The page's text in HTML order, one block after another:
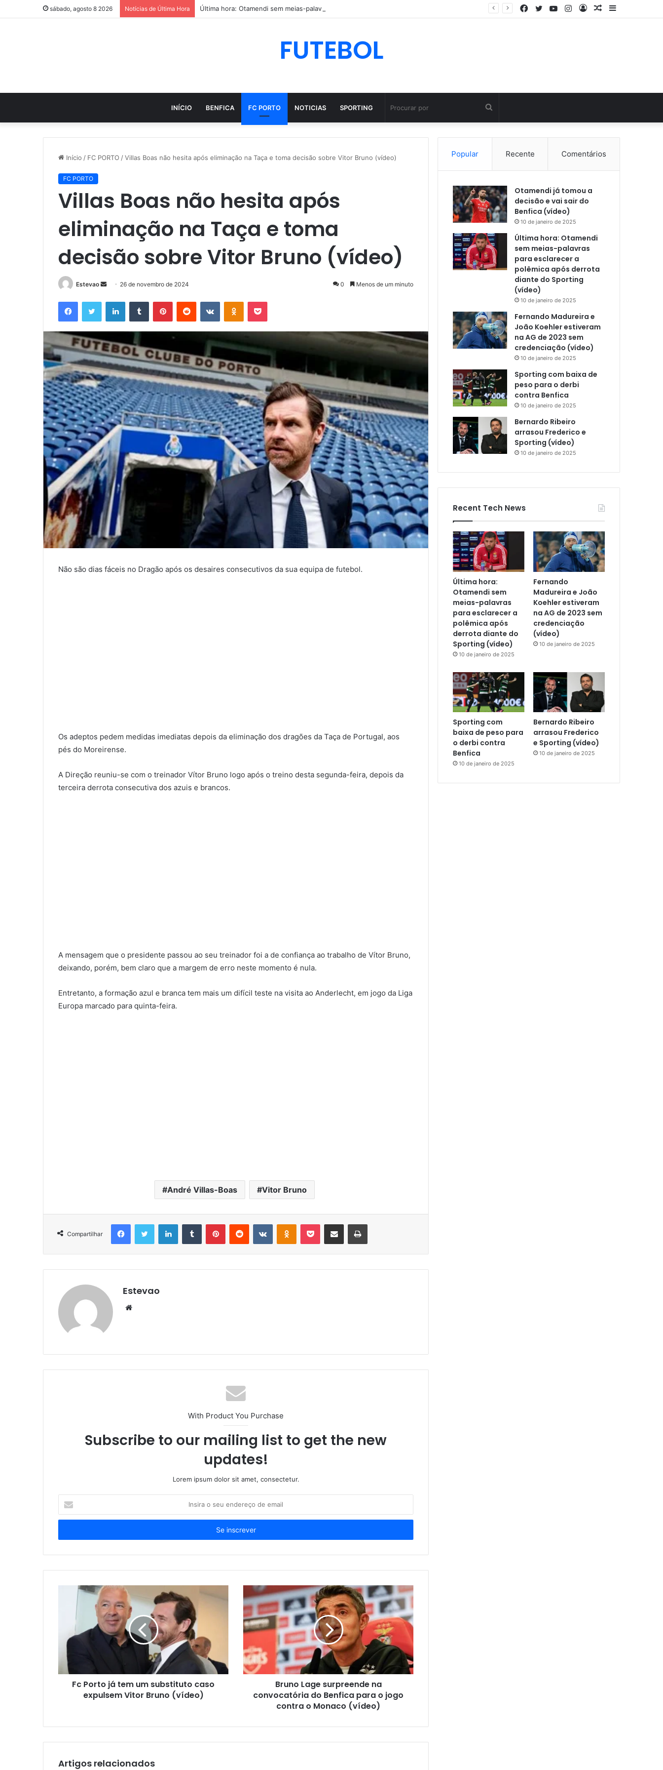
sábado, agosto 8 2026 Notícias de Última Hora
Barra
Artigo
Entrar
Instagram
YouTube
Twitter
Facebook
FUTEBOL
INÍCIO BENFICA FC PORTO NOTICIAS SPORTING Procurar
por
Início / FC PORTO /Villas Boas não hesita após eliminação na Taça e toma decisão sobre Vitor Bruno (vídeo)
FC PORTO
Villas Boas não hesita após
eliminação na Taça e toma
decisão sobre Vitor Bruno (vídeo)
Estevao
Mande
mail
26 de novembro de 2024 0 Menos de um minuto
FacebookTwitter LinkedinTumblr PinterestReddit VK OK Pocket
Não são dias fáceis no Dragão após os desaires consecutivos da sua equipa de futebol.
Os adeptos pedem medidas imediatas depois da eliminação dos dragões da Taça de Portugal, aos
pés do Moreirense.
A Direção reuniu-se com o treinador Vítor Bruno logo após o treino desta segunda-feira, depois da
terceira derrota consecutiva dos azuis e brancos.
A mensagem que o presidente passou ao seu treinador foi a de confiança ao trabalho de Vítor Bruno,
deixando, porém, bem claro que a margem de erro neste momento é nula.
Entretanto, a formação azul e branca tem mais um difícil teste na visita ao Anderlecht, em jogo da Liga
Europa marcado para quinta-feira.
André Villas-Boas Vitor Bruno
Compartilhar
FacebookTwitter LinkedinTumblr PinterestReddit VK OK Pocket Compartilhar via e-mail Imprimir
Estevao
Website
With Product You Purchase
Subscribe to our mailing list to get the new
updates!
Lorem ipsum dolor sit amet, consectetur.
seu
de
Fc Porto já tem um substituto caso
expulsem Vitor Bruno (vídeo)
Bruno Lage surpreende na
convocatória do Benfica para o jogo
contra o Monaco (vídeo)
Artigos relacionados
Popular Recente Comentários
Otamendi já tomou a
decisão e vai sair do
Benfica (vídeo)
10 de janeiro de 2025
Última hora: Otamendi
sem meias-palavras
para esclarecer a
polêmica após derrota
diante do Sporting
(vídeo)
10 de janeiro de 2025
Fernando Madureira e
João Koehler estiveram
na AG de 2023 sem
credenciação (vídeo)
10 de janeiro de 2025
Sporting com baixa de
peso para o derbi
contra Benfica
10 de janeiro de 2025
Bernardo Ribeiro
arrasou Frederico e
Sporting (vídeo)
10 de janeiro de 2025
Recent Tech News
Última hora:
Otamendi sem
meias-palavras
para esclarecer a
polêmica após
derrota diante do
Sporting (vídeo)
10 de janeiro de 2025
Fernando
Madureira e João
Koehler estiveram
na AG de 2023 sem
credenciação
(vídeo)
10 de janeiro de 2025
Sporting com
baixa de peso para
o derbi contra
Benfica
10 de janeiro de 2025
Bernardo Ribeiro
arrasou Frederico
e Sporting (vídeo)
10 de janeiro de 2025